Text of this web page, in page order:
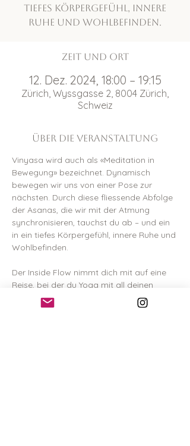
tiefes Körpergefühl, innere
Ruhe und Wohlbefinden.
Zeit und Ort
12. Dez. 2024, 18:00 – 19:15
Zürich, Wyssgasse 2, 8004 Zürich,
Schweiz
Über die Veranstaltung
Vinyasa wird auch als «Meditation in
Bewegung» bezeichnet. Dynamisch
bewegen wir uns von einer Pose zur
nächsten. Durch diese fliessende Abfolge
der Asanas, die wir mit der Atmung
synchronisieren, tauchst du ab – und ein
in ein tiefes Körpergefühl, innere Ruhe und
Wohlbefinden.
Der Inside Flow nimmt dich mit auf eine
Reise, bei der du Yoga mit all deinen
Sinnen wahrnimmst. Musik ist ein
integraler Bestandteil. Die Stunde endet